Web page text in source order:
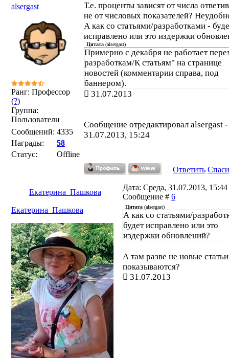
alsergast
Ранг: Профессор
(?)
Группа:
Пользователи
Сообщений: 4335
Награды:
58
Статус:
Offline
Т.е. проценты зависят от числа
не от числовых показателей?
А как со статьями/разработками -
исправлено или это издержки
Цитата (alsergast)
Примерно с декабря не работает
разработкам/К статьям" на странице
новостей (комментарии справа, под
баннером).
31.07.2013
Сообщение отредактировал alsergast
31.07.2013, 15:24
Ответить
Екатерина_Пашкова
Дата: Среда, 31.07.2013, 15:44
Сообщение # 6
Екатерина_Пашкова
Цитата (alsergast)
А как со статьями/
будет исправлено или это
издержки обновлений?
А там разве не новые
показываются?
31.07.2013